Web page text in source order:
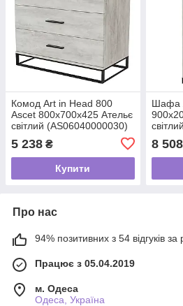
Комод Art in Head 800
Ascet 800x700x425 Ательє
світлий (AS06040000030)
5 238 ₴
Купити
Шафа
8 508
Про нас
94% позитивних з 54 відгуків за
Працює з 05.04.2019
м. Одеса
Одеса, Україна